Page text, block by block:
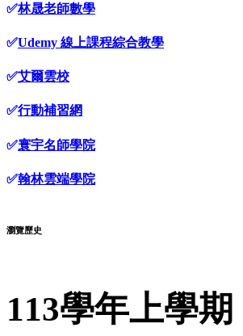
✅林晟老師數學
✅Udemy 線上課程綜合教學
✅艾爾雲校
✅行動補習網
✅寰宇名師學院
✅翰林雲端學院
瀏覽歷史
113學年上學